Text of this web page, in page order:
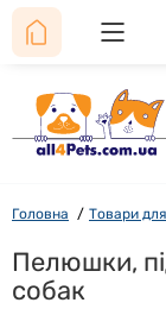
Головна Товари
Пелюшки,
собак